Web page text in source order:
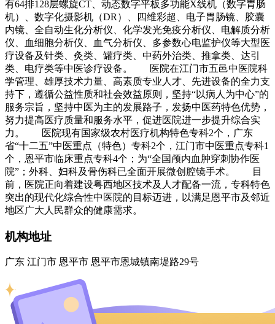
有64排128层螺旋CT、动态数字平板多功能X线机（数字胃肠
机）、数字化摄影机（DR）、四维彩超、电子胃肠镜、胶囊
内镜、全自动生化分析仪、化学发光免疫分析仪、电解质分析
仪、血细胞分析仪、血气分析仪、多参数心电监护仪等大型医
疗设备及针类、灸类、罐疗类、中药外治类、推拿类、达引
类、电疗类等中医诊疗设备。 医院在江门市五邑中医院科
学管理、雄厚技术力量、高素质专业人才、先进设备的全力支
持下，遵循公益性质和社会效益原则，坚持“以病人为中心”的
服务宗旨，坚持中医为主的发展路子，发扬中医药特色优势，
努力提高医疗质量和服务水平，促进医院进一步提升综合实
力。 医院现有国家级农村医疗机构特色专科2个，广东
省“十二五”中医重点（特色）专科2个，江门市中医重点专科1
个，恩平市临床重点专科4个；为“全国颅内血肿穿刺协作医
院”；外科、妇科及骨伤科已全面开展微创腔镜手术。 目
前，医院正向着建设粤西地区技术及人才配备一流，专科特色
突出的现代化综合性中医院的目标迈进，以满足恩平市及邻近
地区广大人民群众的健康需求。
机构地址
广东 江门市 恩平市 恩平市恩城镇南堤路29号